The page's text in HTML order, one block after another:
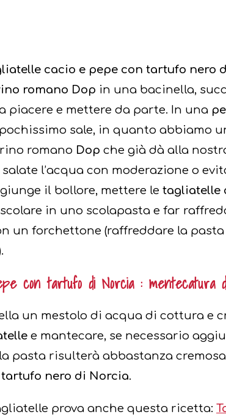
cacio e pepe con tartufo nero
romano Dop in una bacinella,
piacere e mettere da parte. In una
sale, in quanto abbiamo
romano Dop che già dà alla
l’acqua con moderazione o
il bollore, mettere le tagliatelle
in uno scolapasta e far
un forchettone (raffreddare la
con tartufo di Norcia : mentecatura
un mestolo di acqua di cottura e
e mantecare, se necessario
pasta risulterà abbastanza
tartufo nero di Norcia.
prova anche questa ricetta: